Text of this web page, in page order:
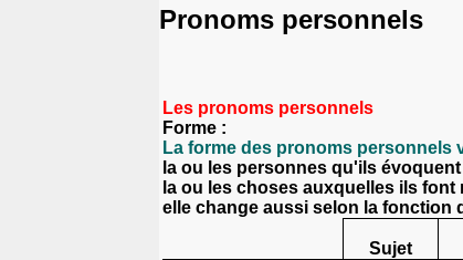
Pronoms personnels
Les pronoms personnels
Forme :
La forme des pronoms personnels
la ou les personnes qu'ils évoquent
la ou les choses auxquelles ils font
elle change aussi selon la fonction
Sujet